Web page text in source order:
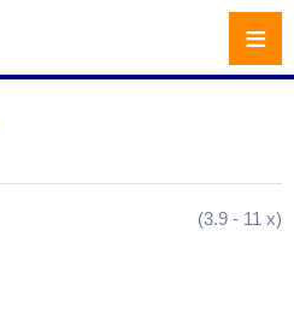
(3.9 - 11 x)
≡